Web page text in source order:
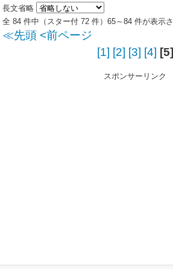
長文省略
全 84 件中（スター付 72 件）65～84 件が表示さ
≪先頭 <前ページ
[1] [2] [3] [4] [5]
スポンサーリンク